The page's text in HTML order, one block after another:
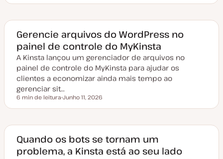
a
a
e
a
u
a
i
z
a
ç
ã
Gerencie arquivos do WordPress no
painel de controle do MyKinsta
A Kinsta lançou um gerenciador de arquivos no
painel de controle do MyKinsta para ajudar os
clientes a economizar ainda mais tempo ao
gerenciar sit…
Tempo de leitura
6 min de leitura
a
a
e
a
t
u
Junho 11, 2026
Quando os bots se tornam um
problema, a Kinsta está ao seu lado